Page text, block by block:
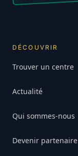
DÉCOUVRIR
Trouver un centre
Actualité
Qui sommes-nous
Devenir partenaire